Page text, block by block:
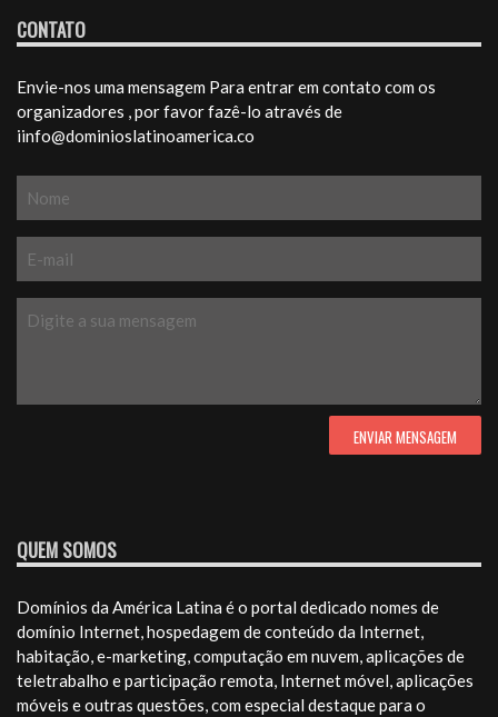
CONTATO
Envie-nos uma mensagem Para entrar em contato com os
organizadores , por favor fazê-lo através de
iinfo@dominioslatinoamerica.co
QUEM SOMOS
Domínios da América Latina é o portal dedicado nomes de
domínio Internet, hospedagem de conteúdo da Internet,
habitação, e-marketing, computação em nuvem, aplicações de
teletrabalho e participação remota, Internet móvel, aplicações
móveis e outras questões, com especial destaque para o